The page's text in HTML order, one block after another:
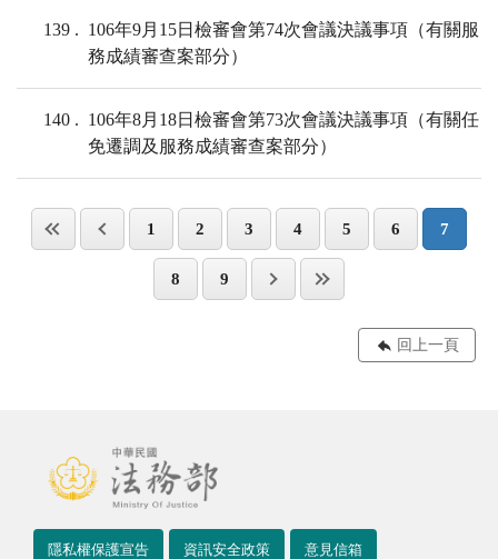
139
106年9月15日檢審會第74次會議決議事項（有關服
務成績審查案部分）
140
106年8月18日檢審會第73次會議決議事項（有關任
免遷調及服務成績審查案部分）
1 2 3 4 5 6 7
8 9
回上一頁
隱私權保護宣告 資訊安全政策 意見信箱